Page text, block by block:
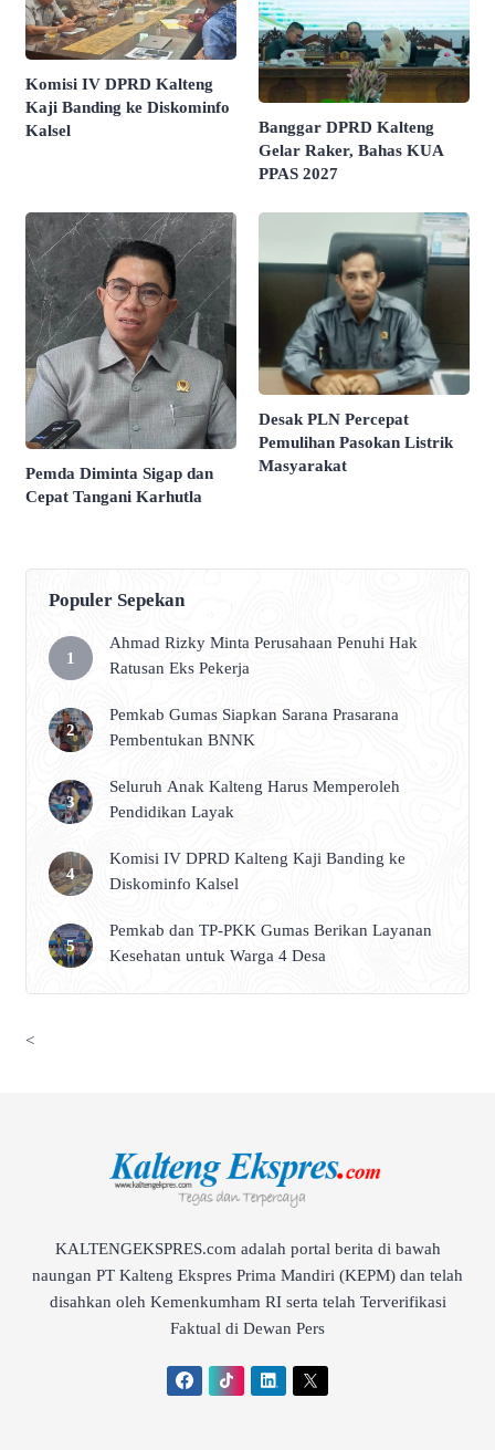
Komisi IV DPRD Kalteng
Kaji Banding ke Diskominfo
Kalsel
Banggar DPRD Kalteng
Gelar Raker, Bahas KUA
PPAS 2027
Pemda Diminta Sigap dan
Cepat Tangani Karhutla
Desak PLN Percepat
Pemulihan Pasokan Listrik
Masyarakat
Populer Sepekan
Ahmad Rizky Minta Perusahaan Penuhi Hak
Ratusan Eks Pekerja
Pemkab Gumas Siapkan Sarana Prasarana
Pembentukan BNNK
Seluruh Anak Kalteng Harus Memperoleh
Pendidikan Layak
Komisi IV DPRD Kalteng Kaji Banding ke
Diskominfo Kalsel
Pemkab dan TP-PKK Gumas Berikan Layanan
Kesehatan untuk Warga 4 Desa
<
KALTENGEKSPRES.com adalah portal berita di bawah
naungan PT Kalteng Ekspres Prima Mandiri (KEPM) dan telah
disahkan oleh Kemenkumham RI serta telah Terverifikasi
Faktual di Dewan Pers